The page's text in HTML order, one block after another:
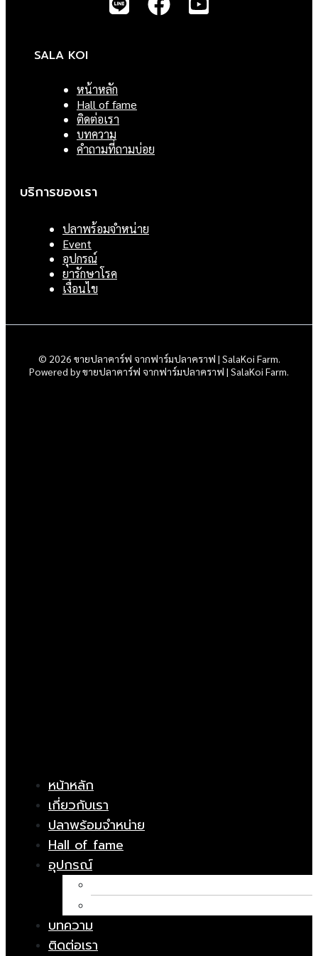
SALA KOI
หน้าหลัก
Hall of fame
ติดต่อเรา
บทความ
คำถามที่ถามบ่อย
บริการของเรา
ปลาพร้อมจำหน่าย
Event
อุปกรณ์
ยารักษาโรค
เงื่อนไข
© 2026 ขายปลาคาร์ฟ จากฟาร์มปลาคราฟ | SalaKoi Farm.
Powered by ขายปลาคาร์ฟ จากฟาร์มปลาคราฟ | SalaKoi Farm.
หน้าหลัก
เกี่ยวกับเรา
ปลาพร้อมจำหน่าย
Hall of fame
อุปกรณ์
บทความ
ติดต่อเรา